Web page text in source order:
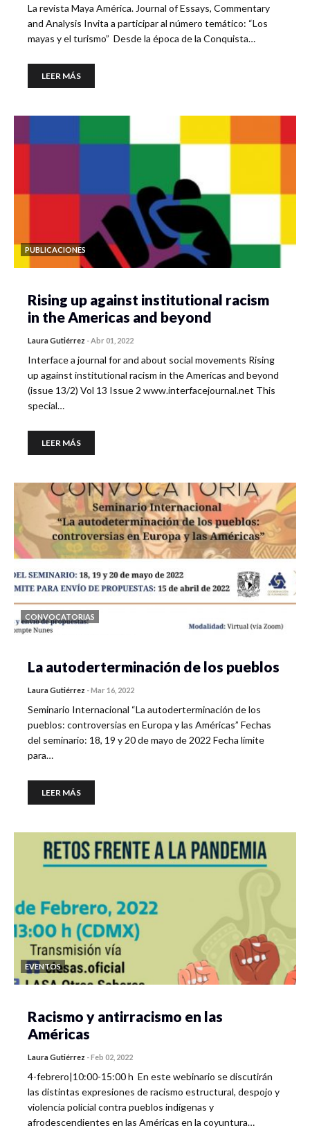
La revista Maya América. Journal of Essays, Commentary
and Analysis Invita a participar al número temático: “Los
mayas y el turismo” Desde la época de la Conquista…
LEER MÁS
PUBLICACIONES
Rising up against institutional racism
in the Americas and beyond
Laura Gutiérrez -Abr 01, 2022
Interface a journal for and about social movements Rising
up against institutional racism in the Americas and beyond
(issue 13/2) Vol 13 Issue 2 www.interfacejournal.net This
special…
LEER MÁS
CONVOCATORIAS
La autoderterminación de los pueblos
Laura Gutiérrez -Mar 16, 2022
Seminario Internacional “La autoderterminación de los
pueblos: controversias en Europa y las Américas” Fechas
del seminario: 18, 19 y 20 de mayo de 2022 Fecha límite
para…
LEER MÁS
EVENTOS
Racismo y antirracismo en las
Américas
Laura Gutiérrez -Feb 02, 2022
4-febrero|10:00-15:00 h En este webinario se discutirán
las distintas expresiones de racismo estructural, despojo y
violencia policial contra pueblos indígenas y
afrodescendientes en las Américas en la coyuntura…